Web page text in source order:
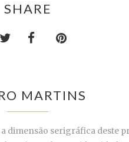
SHARE
MARTINS
dimensão serigráfica deste